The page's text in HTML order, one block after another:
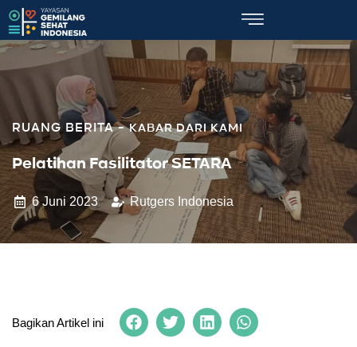
KABAR DARI KAMI
Pelatihan Fasilitator SETARA
6 Juni 2023 Rutgers Indonesia
Bagikan Artikel ini